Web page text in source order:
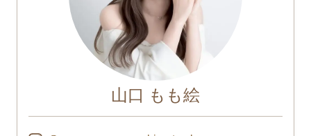
山口 もも絵